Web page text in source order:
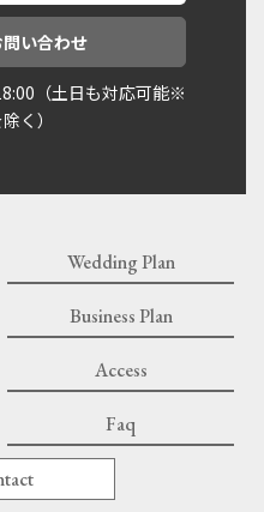
い合わせ
（土日も対応可能※
く）
Wedding Plan
Business Plan
Access
Faq